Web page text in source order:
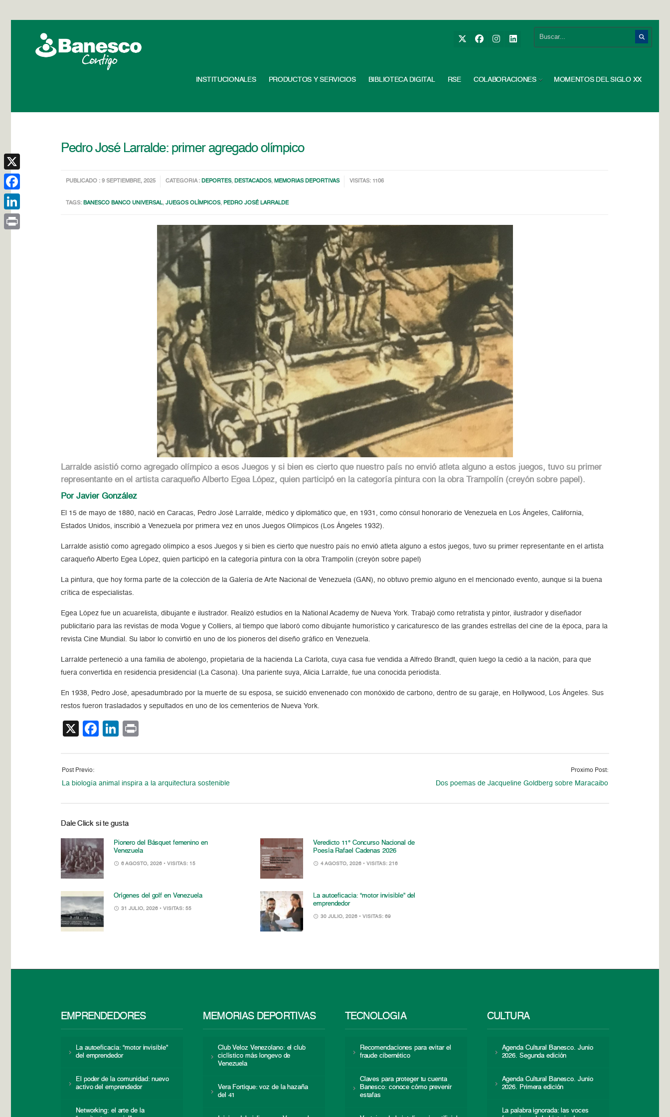
INSTITUCIONALES PRODUCTOS Y SERVICIOS BIBLIOTECA DIGITAL RSE COLABORACIONES MOMENTOS DEL SIGLO XX
Pedro José Larralde: primer agregado olímpico
PUBLICADO : 9 SEPTIEMBRE, 2025 CATEGORIA : DEPORTES, DESTACADOS, MEMORIAS DEPORTIVAS VISITAS: 1106
TAGS: BANESCO BANCO UNIVERSAL,JUEGOS OLÍMPICOS, PEDRO JOSÉ LARRALDE
Larralde asistió como agregado olímpico a esos Juegos y si bien es cierto que nuestro país no envió atleta alguno a estos juegos, tuvo su primer
representante en el artista caraqueño Alberto Egea López, quien participó en la categoría pintura con la obra Trampolín (creyón sobre papel).
Por Javier González
El 15 de mayo de 1880, nació en Caracas, Pedro José Larralde, médico y diplomático que, en 1931, como cónsul honorario de Venezuela en Los Ángeles, California,
Estados Unidos, inscribió a Venezuela por primera vez en unos Juegos Olímpicos (Los Ángeles 1932).
Larralde asistió como agregado olímpico a esos Juegos y si bien es cierto que nuestro país no envió atleta alguno a estos juegos, tuvo su primer representante en el artista
caraqueño Alberto Egea López, quien participó en la categoría pintura con la obra Trampolín (creyón sobre papel)
La pintura, que hoy forma parte de la colección de la Galería de Arte Nacional de Venezuela (GAN), no obtuvo premio alguno en el mencionado evento, aunque si la buena
crítica de especialistas.
Egea López fue un acuarelista, dibujante e ilustrador. Realizó estudios en la National Academy de Nueva York. Trabajó como retratista y pintor, ilustrador y diseñador
publicitario para las revistas de moda Vogue y Colliers, al tiempo que laboró como dibujante humorístico y caricaturesco de las grandes estrellas del cine de la época, para la
revista Cine Mundial. Su labor lo convirtió en uno de los pioneros del diseño gráfico en Venezuela.
Larralde perteneció a una familia de abolengo, propietaria de la hacienda La Carlota, cuya casa fue vendida a Alfredo Brandt, quien luego la cedió a la nación, para que
fuera convertida en residencia presidencial (La Casona). Una pariente suya, Alicia Larralde, fue una conocida periodista.
En 1938, Pedro José, apesadumbrado por la muerte de su esposa, se suicidó envenenado con monóxido de carbono, dentro de su garaje, en Hollywood, Los Ángeles. Sus
restos fueron trasladados y sepultados en uno de los cementerios de Nueva York.
X Facebook
LinkedIn
Post Previo:
La biología animal inspira a la arquitectura sostenible
Proximo Post:
Dos poemas de Jacqueline Goldberg sobre Maracaibo
Dale Click si te gusta
Pionero del Básquet femenino en
Venezuela
6 AGOSTO, 2026 • VISITAS: 15
Veredicto 11° Concurso Nacional de
Poesía Rafael Cadenas 2026
4 AGOSTO, 2026 • VISITAS: 216
Orígenes del golf en Venezuela
31 JULIO, 2026 • VISITAS: 55
La autoeficacia: “motor invisible” del
emprendedor
30 JULIO, 2026 • VISITAS: 69
EMPRENDEDORES
La autoeficacia: “motor invisible”
del emprendedor
El poder de la comunidad: nuevo
activo del emprendedor
Networking: el arte de la
MEMORIAS DEPORTIVAS
Club Veloz Venezolano: el club
ciclístico más longevo de
Venezuela
Vera Fortique: voz de la hazaña
del 41
TECNOLOGÍA
Recomendaciones para evitar el
fraude cibernético
Claves para proteger tu cuenta
Banesco: conoce cómo prevenir
estafas
CULTURA
Agenda Cultural Banesco. Junio
2026. Segunda edición
Agenda Cultural Banesco. Junio
2026. Primera edición
La palabra ignorada: las voces
X
Facebook
LinkedIn